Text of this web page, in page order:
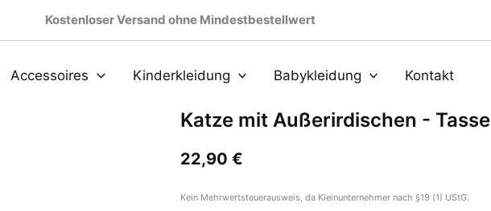
Kostenloser Versand ohne Mindestbestellwert
Accessoires Kinderkleidung Babykleidung Kontakt
Katze mit Außerirdischen - Tasse
22,90 €
Kein Mehrwertsteuerausweis, da Kleinunternehmer nach §19 (1) UStG.